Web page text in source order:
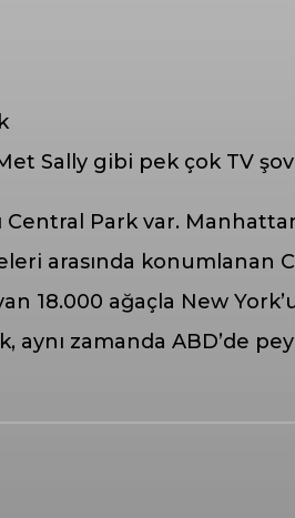
Sally gibi pek çok TV
Central Park var.
arasında konumlanan
18.000 ağaçla New
zamanda ABD’de